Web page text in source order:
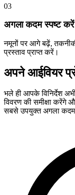
03
अगला कदम स्पष्ट करें
नमूनों पर आगे बढ़ें,
प्रस्ताव प्राप्त करें।
अपने आईवियर
भले ही आपके विनिर्देश
विवरण की समीक्षा करेंगे
सबसे उपयुक्त अगला कदम